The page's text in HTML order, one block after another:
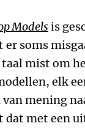
Models is
soms
mist om
elk
mening
dat met een